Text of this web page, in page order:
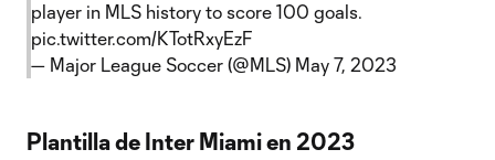
player in MLS history to score 100 goals.
pic.twitter.com/KTotRxyEzF
— Major League Soccer (@MLS) May 7, 2023
Plantilla de Inter Miami en 2023